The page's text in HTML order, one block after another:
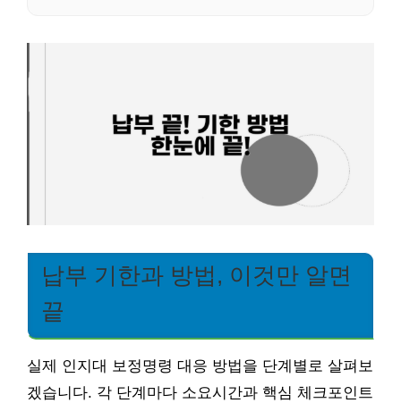
납부 기한과 방법, 이것만 알면
끝
실제 인지대 보정명령 대응 방법을 단계별로 살펴보
겠습니다. 각 단계마다 소요시간과 핵심 체크포인트